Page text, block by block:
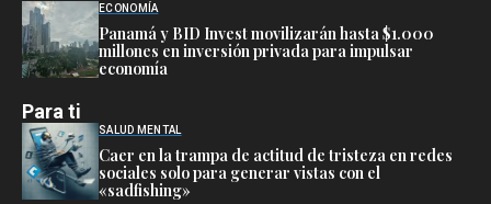
ECONOMÍA
Panamá y BID Invest movilizarán hasta $1.000
millones en inversión privada para impulsar
economía
Para ti
SALUD MENTAL
Caer en la trampa de actitud de tristeza en redes
sociales solo para generar vistas con el
«sadfishing»